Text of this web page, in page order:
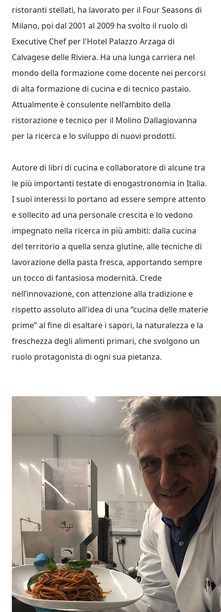
ristoranti stellati, ha lavorato per il Four Seasons di
Milano, poi dal 2001 al 2009 ha svolto il ruolo di
Executive Chef per l'Hotel Palazzo Arzaga di
Calvagese delle Riviera. Ha una lunga carriera nel
mondo della formazione come docente nei percorsi
di alta formazione di cucina e di tecnico pastaio.
Attualmente è consulente nell’ambito della
ristorazione e tecnico per il Molino Dallagiovanna
per la ricerca e lo sviluppo di nuovi prodotti.
Autore di libri di cucina e collaboratore di alcune tra
le più importanti testate di enogastronomia in Italia.
I suoi interessi lo portano ad essere sempre attento
e sollecito ad una personale crescita e lo vedono
impegnato nella ricerca in più ambiti: dalla cucina
del territorio a quella senza glutine, alle tecniche di
lavorazione della pasta fresca, apportando sempre
un tocco di fantasiosa modernità. Crede
nell’innovazione, con attenzione alla tradizione e
rispetto assoluto all'idea di una “cucina delle materie
prime” al fine di esaltare i sapori, la naturalezza e la
freschezza degli alimenti primari, che svolgono un
ruolo protagonista di ogni sua pietanza.